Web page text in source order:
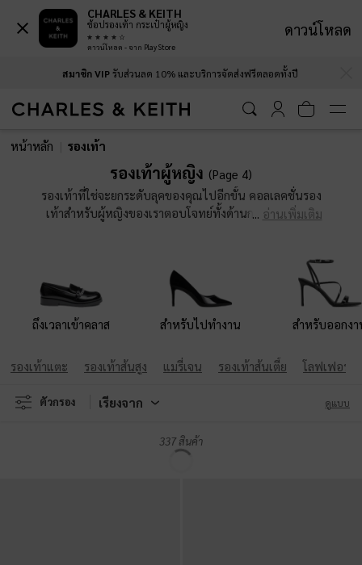
รองเท้าเพนนีโลฟเฟอร์รุ่น Kaiya-สี
ขาว
ดาร์คบราวน์
รองเท้าเพนนีโลฟเฟอร์รุ่น Kaiya
สีมัลติ
CHARLES & KEITH
ช้อปรองเท้า กระเป๋าผู้หญิง
ดาวน์โหลด - จาก Play Store
ดาวน์โหลด